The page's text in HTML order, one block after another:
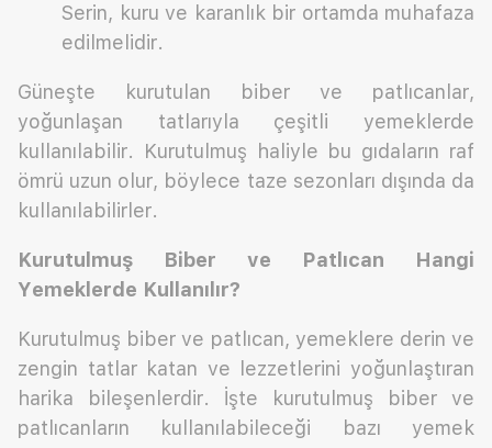
Serin, kuru ve karanlık bir ortamda muhafaza
edilmelidir.
Güneşte kurutulan biber ve patlıcanlar,
yoğunlaşan tatlarıyla çeşitli yemeklerde
kullanılabilir. Kurutulmuş haliyle bu gıdaların raf
ömrü uzun olur, böylece taze sezonları dışında da
kullanılabilirler.
Kurutulmuş Biber ve Patlıcan Hangi
Yemeklerde Kullanılır?
Kurutulmuş biber ve patlıcan, yemeklere derin ve
zengin tatlar katan ve lezzetlerini yoğunlaştıran
harika bileşenlerdir. İşte kurutulmuş biber ve
patlıcanların kullanılabileceği bazı yemek